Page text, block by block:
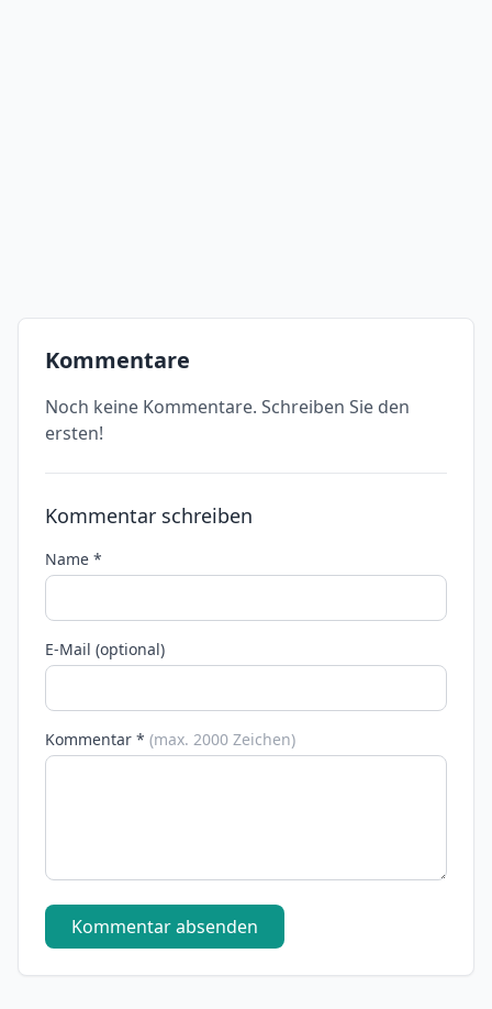
Kommentare
Noch keine Kommentare. Schreiben Sie den
ersten!
Kommentar schreiben
Name *
E-Mail (optional)
Kommentar * (max. 2000 Zeichen)
Kommentar absenden